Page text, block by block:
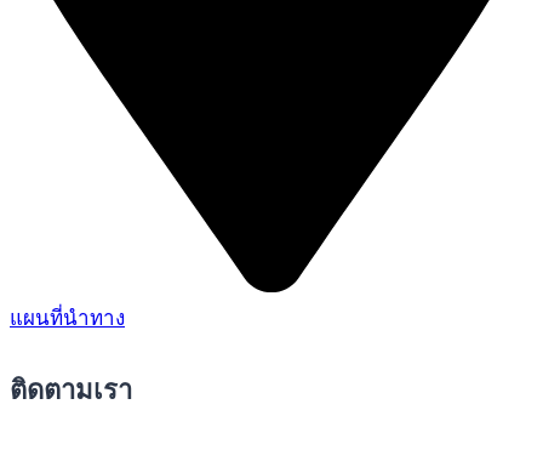
แผนที่นำทาง
ติดตามเรา